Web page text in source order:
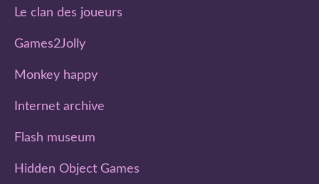
Le clan des joueurs
Games2Jolly
Monkey happy
Internet archive
Flash museum
Hidden Object Games